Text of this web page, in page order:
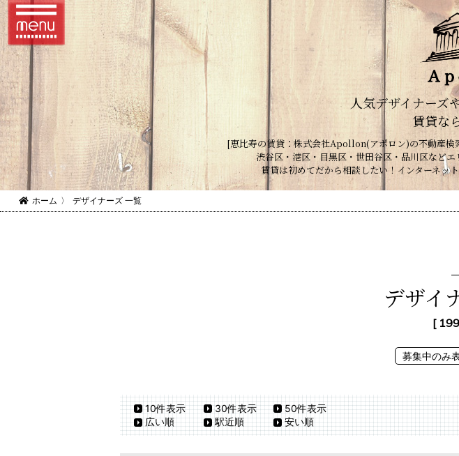
人気デザイナーズ
賃貸な
[恵比寿の賃貸：株式会社Apollon(アポロン)の不動産検
渋谷区・港区・目黒区・世田谷区・品川区など
賃貸は初めてだから相談したい！インターネッ
ホーム 〉 デザイナーズ 一覧
デザイ
[
募集中のみ
10件表示 30件表示
50件表示
広い順
駅近順 安い順